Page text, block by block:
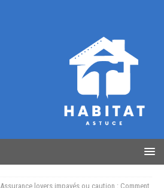
Assurance loyers impayés ou caution : Comment